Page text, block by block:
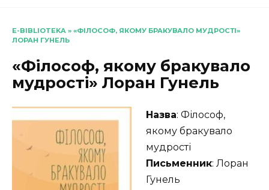
E-BIBLIOTEKA » «ФІЛОСОФ, ЯКОМУ БРАКУВАЛО МУДРОСТІ»
ЛОРАН ГУНЕЛЬ
«Філософ, якому бракувало
мудрості» Лоран Гунель
Назва: Філософ,
якому бракувало
мудрості
Письменник: Лоран
Гунель